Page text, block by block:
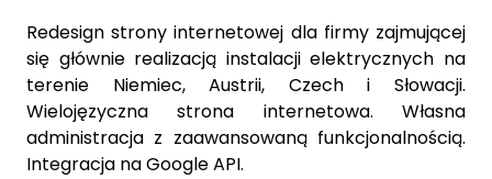
Redesign strony internetowej dla firmy zajmującej
się głównie realizacją instalacji elektrycznych na
terenie Niemiec, Austrii, Czech i Słowacji.
Wielojęzyczna strona internetowa. Własna
administracja z zaawansowaną funkcjonalnością.
Integracja na Google API.